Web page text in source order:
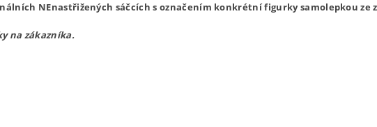
NEnastřižených sáčcích s označením konkrétní figurky samolepkou ze
na zákazníka.